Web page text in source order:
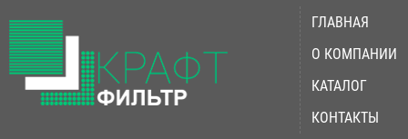
ГЛАВНАЯ
О КОМПАНИИ
КАТАЛОГ
КОНТАКТЫ